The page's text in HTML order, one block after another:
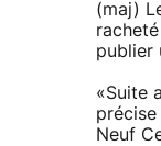
(maj)
publier
«Suite
Neuf